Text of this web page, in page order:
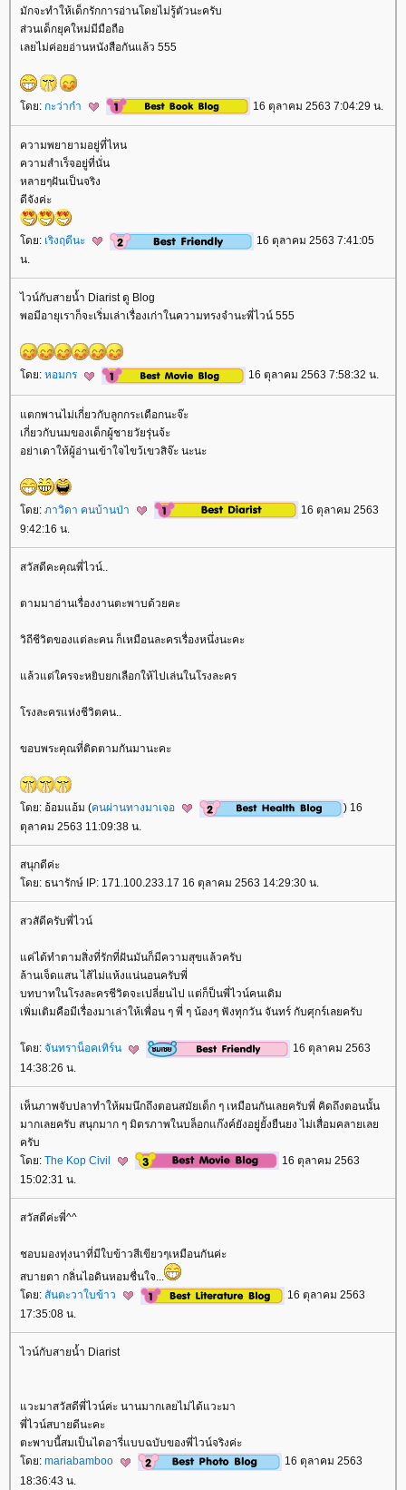
มักจะทำให้เด็กรักการอ่านโดยไม่รู้ตัวนะครับ
ส่วนเด็กยุคใหม่มีมือถือ
เลยไม่ค่อยอ่านหนังสือกันแล้ว 555
ดย: กะว่าก๋า 16 ตุลาคม 2563 7:04:29 น.
ความพยายามอยู่ที่ไหน
ความสำเร็จอยู่ที่นั่น
หลายๆฝันเป็นจริง
ดีจังค่ะ
ดย: เริงฤดีนะ
16 ตุลาคม 2563 7:41:05
น.
ไวน์กับสายน้ำ Diarist ดู Blog
พอมีอายุเราก็จะเริ่มเล่าเรื่องเก่าในความทรงจำนะพี่ไวน์ 555
ดย: หอมกร 16 ตุลาคม 2563 7:58:32 น.
ตกพานไม่เกี่ยวกับลูกกระเดือกนะจ๊ะ
เกี่ยวกับนมของเด็กผู้ชายวัยรุ่นจ้ะ
อย่าเดาให้ผู้อ่านเข้าใจไขว้เขวสิจ๊ะ นะนะ
ดย: ภาวิดา คนบ้านป่า
16 ตุลาคม 2563
9:42:16 น.
สวัสดีคะคุณพี่ไวน์..
ตามมาอ่านเรื่องงานตะพาบด้วยคะ
วิถีชีวิตของแต่ละคน ก็เหมือนละครเรื่องหนึ่งนะคะ
ล้วแต่ใครจะหยิบยกเลือกให้ไปเล่นในโรงละคร
รงละครแห่งชีวิตคน..
ขอบพระคุณที่ติดตามกันมานะคะ
ดย: อ้อมแอ้ม (คนผ่านทางมาเจอ
) 16
ตุลาคม 2563 11:09:38 น.
สนุกดีค่ะ
ดย: ธนารักษ์ IP: 171.100.233.17 16 ตุลาคม 2563 14:29:30 น.
สวสัดีครับพี่ไวน์
ค่ได้ทำตามสิ่งที่รักที่ฝันมันก็มีความสุขแล้วครับ
ล้านเจ็ดแสน ไส้ไม่แห้งแน่นอนครับพี่
บทบาทในโรงละครชีวิตจะเปลี่ยนไป แต่ก็ป็นพี่ไวน์คนเดิม
เพิ่มเติมคือมีเรื่องมาเล่าให้เพื่อน ๆ พี่ ๆ น้องๆ ฟังทุกวัน จันทร์ กับศุกร์เลยครับ
ดย: จันทราน็อคเทิร์น
16 ตุลาคม 2563
14:38:26 น.
เห็นภาพจับปลาทำให้ผมนึกถึงตอนสมัยเด็ก ๆ เหมือนกันเลยครับพี่ คิดถึงตอนนั้น
มากเลยครับ สนุกมาก ๆ มิตรภาพในบล็อกแก๊งค์ยังอยู่ยั้งยืนยง ไม่เสื่อมคลายเล
ครับ
ดย: The Kop Civil
16 ตุลาคม 2563
15:02:31 น.
สวัสดีค่ะพี่^^
ชอบมองทุ่งนาที่มีใบข้าวสีเขียวๆเหมือนกันค่ะ
สบายตา กลิ่นไอดินหอมชื่นใจ...
ดย: สันตะวาใบข้าว
16 ตุลาคม 2563
17:35:08 น.
ไวน์กับสายน้ำ Diarist
วะมาสวัสดีพี่ไวน์ค่ะ นานมากเลยไม่ได้แวะมา
พี่ไวน์สบายดีนะคะ
ตะพาบนี้สมเป็นไดอารี่แบบฉบับของพี่ไวน์จริงค่ะ
ดย: mariabamboo
16 ตุลาคม 2563
18:36:43 น.